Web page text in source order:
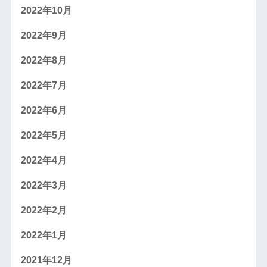
2022年10月
2022年9月
2022年8月
2022年7月
2022年6月
2022年5月
2022年4月
2022年3月
2022年2月
2022年1月
2021年12月